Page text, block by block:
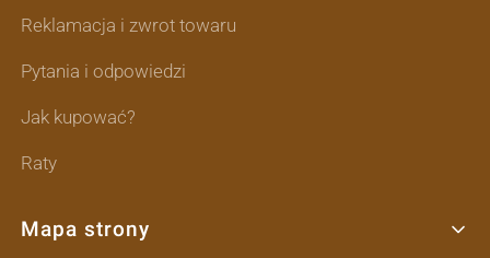
Reklamacja i zwrot towaru
Pytania i odpowiedzi
Jak kupować?
Raty
Mapa strony